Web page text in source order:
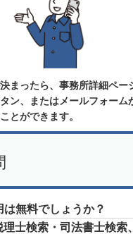
まったら、事務所詳細ペー
ン、またはメールフォーム
とができます。
無料でしょうか？
士検索・司法書士検索